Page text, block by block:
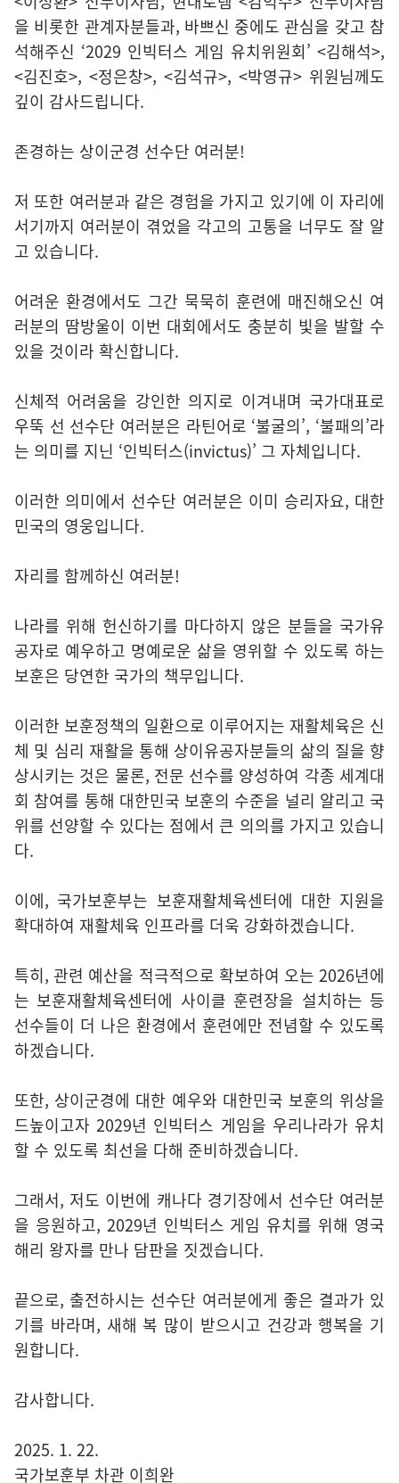
을 비롯한 관계자분들과, 바쁘신 중에도 관심을 갖고 참
석해주신 ‘2029 인빅터스 게임 유치위원회’ <김해석>,
<김진호>, <정은창>, <김석규>, <박영규> 위원님께도
깊이 감사드립니다.
존경하는 상이군경 선수단 여러분!
저 또한 여러분과 같은 경험을 가지고 있기에 이 자리에
서기까지 여러분이 겪었을 각고의 고통을 너무도 잘 알
고 있습니다.
어려운 환경에서도 그간 묵묵히 훈련에 매진해오신 여
러분의 땀방울이 이번 대회에서도 충분히 빛을 발할 수
있을 것이라 확신합니다.
신체적 어려움을 강인한 의지로 이겨내며 국가대표로
우뚝 선 선수단 여러분은 라틴어로 ‘불굴의’, ‘불패의’라
는 의미를 지닌 ‘인빅터스(invictus)’ 그 자체입니다.
이러한 의미에서 선수단 여러분은 이미 승리자요, 대한
민국의 영웅입니다.
자리를 함께하신 여러분!
나라를 위해 헌신하기를 마다하지 않은 분들을 국가유
공자로 예우하고 명예로운 삶을 영위할 수 있도록 하는
보훈은 당연한 국가의 책무입니다.
이러한 보훈정책의 일환으로 이루어지는 재활체육은 신
체 및 심리 재활을 통해 상이유공자분들의 삶의 질을 향
상시키는 것은 물론, 전문 선수를 양성하여 각종 세계대
회 참여를 통해 대한민국 보훈의 수준을 널리 알리고 국
위를 선양할 수 있다는 점에서 큰 의의를 가지고 있습니
다.
이에, 국가보훈부는 보훈재활체육센터에 대한 지원을
확대하여 재활체육 인프라를 더욱 강화하겠습니다.
특히, 관련 예산을 적극적으로 확보하여 오는 2026년에
는 보훈재활체육센터에 사이클 훈련장을 설치하는 등
선수들이 더 나은 환경에서 훈련에만 전념할 수 있도록
하겠습니다.
또한, 상이군경에 대한 예우와 대한민국 보훈의 위상을
드높이고자 2029년 인빅터스 게임을 우리나라가 유치
할 수 있도록 최선을 다해 준비하겠습니다.
그래서, 저도 이번에 캐나다 경기장에서 선수단 여러분
을 응원하고, 2029년 인빅터스 게임 유치를 위해 영국
해리 왕자를 만나 담판을 짓겠습니다.
끝으로, 출전하시는 선수단 여러분에게 좋은 결과가 있
기를 바라며, 새해 복 많이 받으시고 건강과 행복을 기
원합니다.
감사합니다.
2025. 1. 22.
국가보훈부 차관 이희완